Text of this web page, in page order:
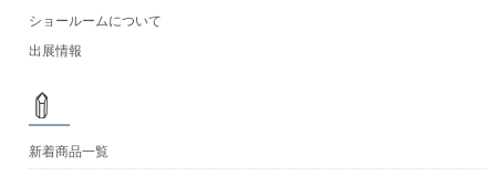
ショールームについて
出展情報
新着商品一覧